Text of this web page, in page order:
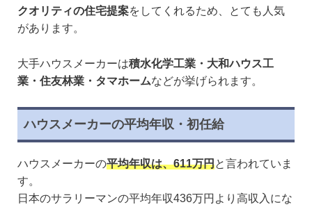
クオリティの住宅提案をしてくれるため、とても人気
があります。
大手ハウスメーカーは積水化学工業・大和ハウス工
業・住友林業・タマホームなどが挙げられます。
ハウスメーカーの平均年収・初任給
ハウスメーカーの平均年収は、611万円と言われていま
す。
日本のサラリーマンの平均年収436万円より高収入にな